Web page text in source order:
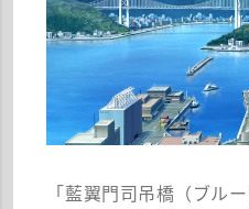
「藍翼門司吊橋（ブル